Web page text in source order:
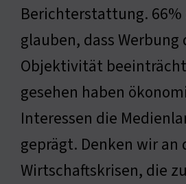
Berichterstattung. 66%
glauben, dass Werbung
Objektivität
gesehen haben
Interessen die
geprägt. Denken wir an
Wirtschaftskrisen, die zu